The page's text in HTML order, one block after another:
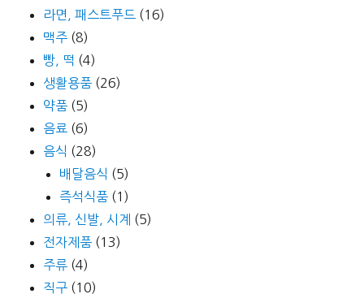
라면, 패스트푸드 (16)
맥주 (8)
빵, 떡 (4)
생활용품 (26)
약품 (5)
음료 (6)
음식 (28)
배달음식 (5)
즉석식품 (1)
의류, 신발, 시계
(5)
전자제품 (13)
주류 (4)
직구 (10)